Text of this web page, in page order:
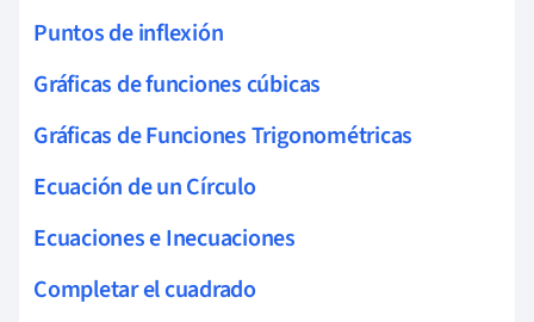
Puntos de inflexión
Gráficas de funciones cúbicas
Gráficas de Funciones Trigonométricas
Ecuación de un Círculo
Ecuaciones e Inecuaciones
Completar el cuadrado